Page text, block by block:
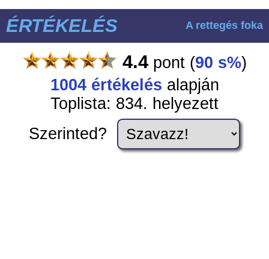
ÉRTÉKELÉS A rettegés foka
4.4pont (90 s%)
1004értékelés alapján
Toplista: 834. helyezett
Szerinted?